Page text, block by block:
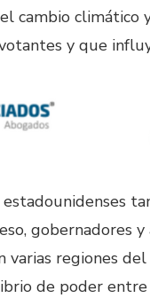
cambio climático
y que
gobernadores
regiones
de poder